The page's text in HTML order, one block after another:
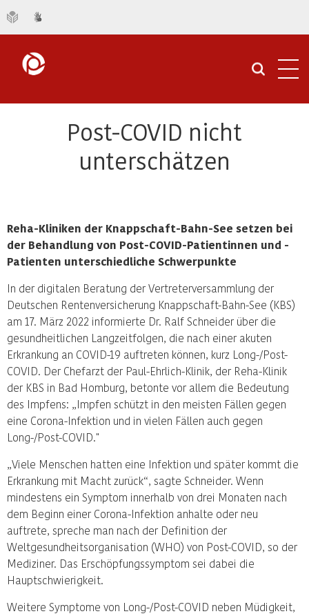
Post-COVID nicht
unterschätzen
Reha-Kliniken der Knappschaft-Bahn-See setzen bei
der Behandlung von Post-COVID-Patientinnen und -
Patienten unterschiedliche Schwerpunkte
In der digitalen Beratung der Vertreterversammlung der
Deutschen Rentenversicherung Knappschaft-Bahn-See (KBS)
am 17. März 2022 informierte Dr. Ralf Schneider über die
gesundheitlichen Langzeitfolgen, die nach einer akuten
Erkrankung an COVID-19 auftreten können, kurz Long-/Post-
COVID. Der Chefarzt der Paul-Ehrlich-Klinik, der Reha-Klinik
der KBS in Bad Homburg, betonte vor allem die Bedeutung
des Impfens: „Impfen schützt in den meisten Fällen gegen
eine Corona-Infektion und in vielen Fällen auch gegen
Long-/Post-COVID."
„Viele Menschen hatten eine Infektion und später kommt die
Erkrankung mit Macht zurück“, sagte Schneider. Wenn
mindestens ein Symptom innerhalb von drei Monaten nach
dem Beginn einer Corona-Infektion anhalte oder neu
auftrete, spreche man nach der Definition der
Weltgesundheitsorganisation (WHO) von Post-COVID, so der
Mediziner. Das Erschöpfungssymptom sei dabei die
Hauptschwierigkeit.
Weitere Symptome von Long-/Post-COVID neben Müdigkeit,